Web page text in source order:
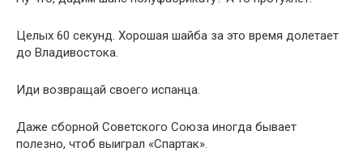
Целых 60 секунд. Хорошая шайба за это время долетает
до Владивостока.
Иди возвращай своего испанца.
Даже сборной Советского Союза иногда бывает
полезно, чтоб выиграл «Спартак».